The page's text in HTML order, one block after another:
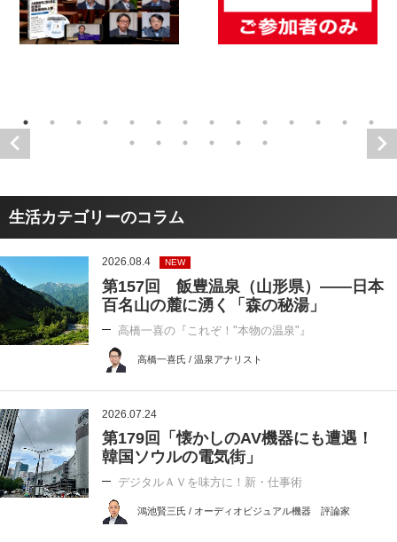
生活カテゴリーのコラム
2026.08.4 NEW
第157回 飯豊温泉（山形県）――日本
百名山の麓に湧く「森の秘湯」
高橋一喜の『これぞ！"本物の温泉"』
高橋一喜氏 / 温泉アナリスト
2026.07.24
第179回「懐かしのAV機器にも遭遇！
韓国ソウルの電気街」
デジタルＡＶを味方に！新・仕事術
鴻池賢三氏 / オーディオビジュアル機器 評論家